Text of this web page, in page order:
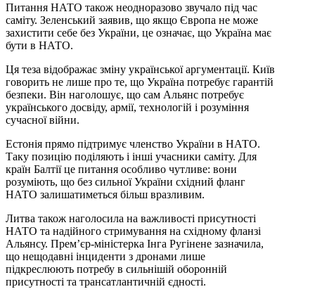
Питання НАТО також неодноразово звучало під час
саміту. Зеленський заявив, що якщо Європа не може
захистити себе без України, це означає, що Україна має
бути в НАТО.
Ця теза відображає зміну української аргументації. Київ
говорить не лише про те, що Україна потребує гарантій
безпеки. Він наголошує, що сам Альянс потребує
українського досвіду, армії, технологій і розуміння
сучасної війни.
Естонія прямо підтримує членство України в НАТО.
Таку позицію поділяють і інші учасники саміту. Для
країн Балтії це питання особливо чутливе: вони
розуміють, що без сильної України східний фланг
НАТО залишатиметься більш вразливим.
Литва також наголосила на важливості присутності
НАТО та надійного стримування на східному фланзі
Альянсу. Прем’єр-міністерка Інга Ругінене зазначила,
що нещодавні інциденти з дронами лише
підкреслюють потребу в сильнішій оборонній
присутності та трансатлантичній єдності.